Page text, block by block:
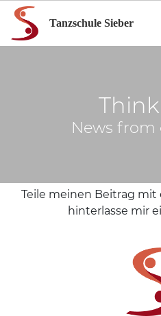
Tanzschule Sieber
News from
Teile meinen Beitrag
hinterlasse mir